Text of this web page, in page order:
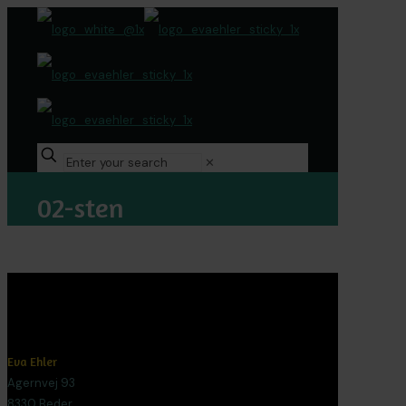
✕
02-sten
Eva Ehler
Agernvej 93